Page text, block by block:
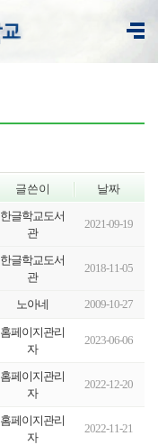
글쓴이 날짜
한글학교도서
관
2021-09-19
한글학교도서
관
2018-11-05
노아네 2009-10-27
홈페이지관리
자
2023-06-06
홈페이지관리
자
2022-12-20
홈페이지관리
자
2022-11-21